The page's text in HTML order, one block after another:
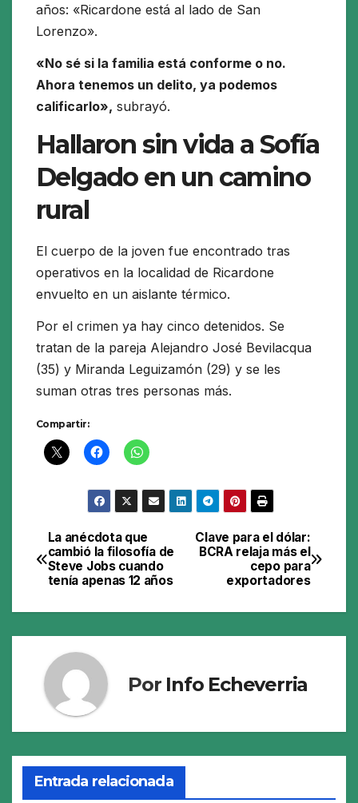
años: «Ricardone está al lado de San
Lorenzo».
«No sé si la familia está conforme o no.
Ahora tenemos un delito, ya podemos
calificarlo», subrayó.
Hallaron sin vida a Sofía
Delgado en un camino
rural
El cuerpo de la joven fue encontrado tras
operativos en la localidad de Ricardone
envuelto en un aislante térmico.
Por el crimen ya hay cinco detenidos. Se
tratan de la pareja Alejandro José Bevilacqua
(35) y Miranda Leguizamón (29) y se les
suman otras tres personas más.
Compartir:
Navegación
de
entradas
Clave para el dólar:
BCRA relaja más el
cepo para
exportadores
La anécdota que
cambió la filosofía de
Steve Jobs cuando
tenía apenas 12 años
Por Info Echeverria
Entrada relacionada